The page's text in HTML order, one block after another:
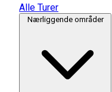
Alle Turer
Nærliggende områder